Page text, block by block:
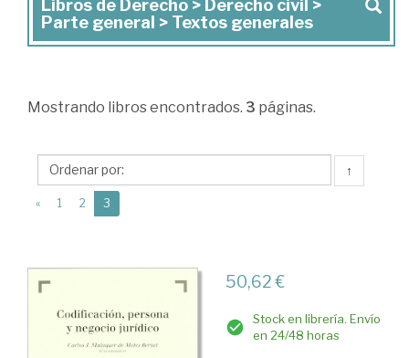
Libros
de
>
civil
>
Parte
>
Textos
generales
Libros de Derecho > Derecho civil >
Parte general > Textos generales
Mostrando libros encontrados. 3 páginas.
↑
« 1 2 3
50,62 €
Stock en librería. Envío
en 24/48 horas